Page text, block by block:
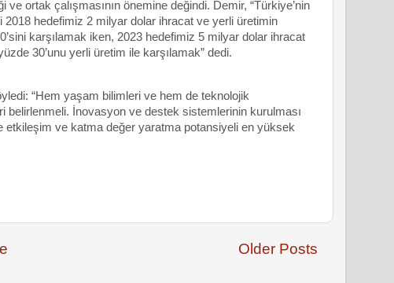
ve ortak çalışmasının önemine değindi. Demir, “Türkiye’nin
2018 hedefimiz 2 milyar dolar ihracat ve yerli üretimin
karşılamak iken, 2023 hedefimiz 5 milyar dolar ihracat
30’unu yerli üretim ile karşılamak” dedi.
“Hem yaşam bilimleri ve hem de teknolojik
belirlenmeli. İnovasyon ve destek sistemlerinin kurulması
etkileşim ve katma değer yaratma potansiyeli en yüksek
Older Posts